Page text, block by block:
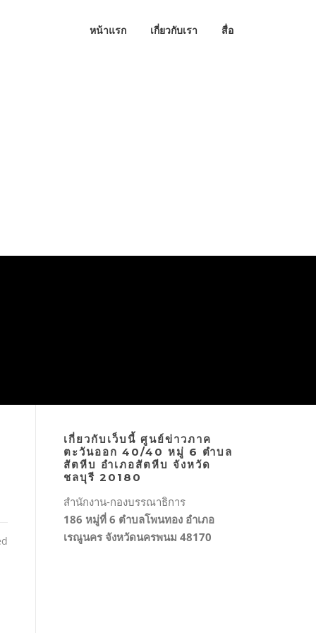
หน้าแรก เกี่ยวกับเรา สื่อ
เกี่ยวกับเว็บนี้ ศูนย์ข่าวภาค
ตะวันออก 40/40 หมู่ 6 ตำบล
สัตหีบ อำเภอสัตหีบ จังหวัด
ชลบุรี 20180
สำนักงาน-กองบรรณาธิการ
186 หมู่ที่ 6 ตำบลโพนทอง อำเภอ
เรณูนคร จังหวัดนครพนม 48170